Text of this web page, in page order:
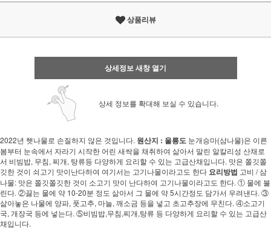
상품리뷰
상세정보 새창 열기
상세 정보를 확대해 보실 수 있습니다.
2022년 햇나물로 손질하지 않은 것입니다. 원산지 : 울릉도 눈개승마(삼나물)은 이른
봄부터 눈속에서 자라기 시작한 어린 새싹을 채취하여 삶아서 말린 알칼리성 산채로
서 비빔밥, 무침, 찌개, 탕류등 다양하게 요리할 수 있는 고급산채입니다. 맛은 쫄깃쫄
깃한 것이 쇠고기 맛이난다하여 여기서는 고기나물이라고도 한다 요리방법 고비 / 삼
나물: 맛은 쫄깃쫄깃한 것이 소고기 맛이 난다하여 고기나물이라고도 한다. ① 물에 불
린다. ②끓는 물에 약 10-20분 정도 삶아서 그 물에 약 5시간정도 담가서 우려낸다. ③
삶아놓은 나물에 양파, 풋고추, 마늘, 깨소금 등을 넣고 초고추장에 무친다. ④소고기
국, 개장국 등에 넣는다. ⑤비빔밥,무침,찌개,탕류 등 다양하게 요리할 수 있는 고급산
채입니다.